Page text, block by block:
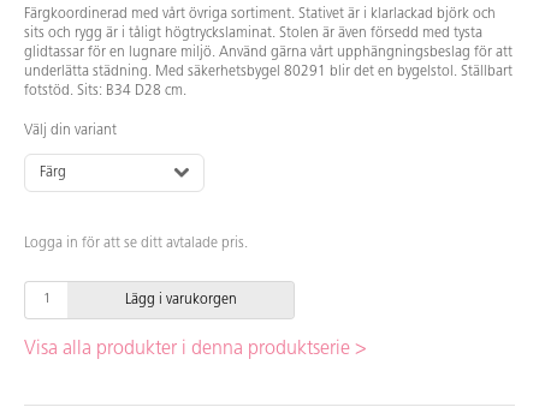
Färgkoordinerad med vårt övriga sortiment. Stativet är i klarlackad björk och
sits och rygg är i tåligt högtryckslaminat. Stolen är även försedd med tysta
glidtassar för en lugnare miljö. Använd gärna vårt upphängningsbeslag för att
underlätta städning. Med säkerhetsbygel 80291 blir det en bygelstol. Ställbart
fotstöd. Sits: B34 D28 cm.
Välj din variant
Färg
Logga in för att se ditt avtalade pris.
Lägg i varukorgen
Visa alla produkter i denna produktserie >